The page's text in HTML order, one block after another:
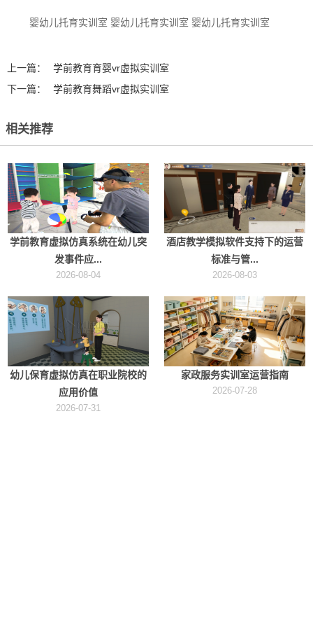
婴幼儿托育实训室‍ 婴幼儿托育实训室‍ 婴幼儿托育实训室‍
上一篇：
学前教育育婴vr虚拟实训室
下一篇：
学前教育舞蹈vr虚拟实训室
相关推荐
学前教育虚拟仿真系统在幼儿突
发事件应...
2026-08-04
酒店教学模拟软件支持下的运营
标准与管...
2026-08-03
幼儿保育虚拟仿真在职业院校的
应用价值
2026-07-31
家政服务实训室运营指南
2026-07-28